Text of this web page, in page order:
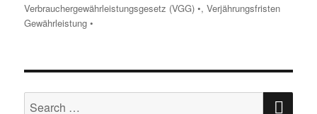
Verbrauchergewährleistungsgesetz (VGG) •,Verjährungsfristen
Gewährleistung •
Search